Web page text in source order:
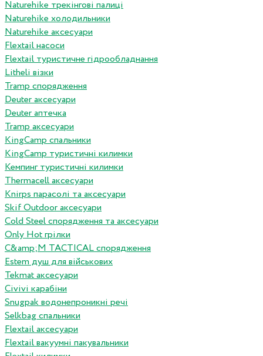
Naturehike трекінгові палиці
Naturehike холодильники
Naturehike аксесуари
Flextail насоси
Flextail туристичне гідрообладнання
Litheli візки
Tramp спорядження
Deuter аксесуари
Deuter аптечка
Tramp аксесуари
KingCamp спальники
KingCamp туристичні килимки
Кемпинг туристичні килимки
Thermacell аксесуари
Knirps парасолі та аксесуари
Skif Outdoor аксесуари
Cold Steel спорядження та аксесуари
Only Hot грілки
C&amp;M TACTICAL спорядження
Estem душ для військових
Tekmat аксесуари
Сivivi карабіни
Snugpak водонепроникні речі
Selkbag спальники
Flextail аксесуари
Flextail вакуумні пакувальники